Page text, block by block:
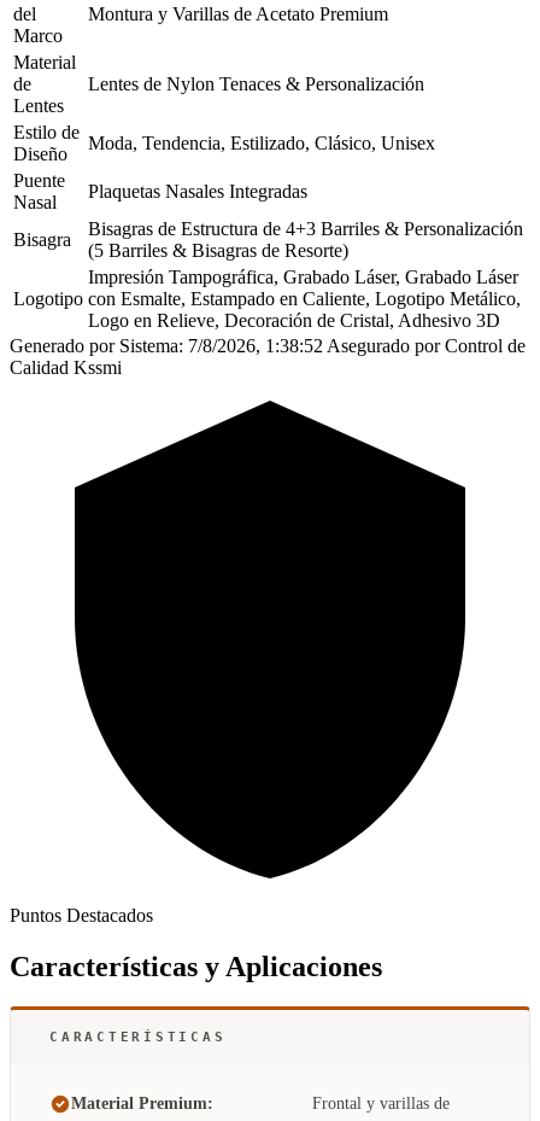
del
Marco
Montura y Varillas de Acetato Premium
Material
de
Lentes
Lentes de Nylon Tenaces & Personalización
Estilo de
Diseño
Moda, Tendencia, Estilizado, Clásico, Unisex
Puente
Nasal
Plaquetas Nasales Integradas
Bisagra
Bisagras de Estructura de 4+3 Barriles & Personalización
(5 Barriles & Bisagras de Resorte)
Logotipo
Impresión Tampográfica, Grabado Láser, Grabado Láser
con Esmalte, Estampado en Caliente, Logotipo Metálico,
Logo en Relieve, Decoración de Cristal, Adhesivo 3D
Generado por Sistema: 7/8/2026, 1:38:52 Asegurado por Control de
Calidad Kssmi
Puntos Destacados
Características y Aplicaciones
CARACTERÍSTICAS
Material Premium:
Frontal y varillas de